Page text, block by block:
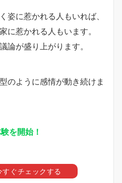
姿に惹かれる人もいれば、
に惹かれる人もいます。
論が盛り上がります。
のように感情が動き続けま
を開始！
ぐチェックする